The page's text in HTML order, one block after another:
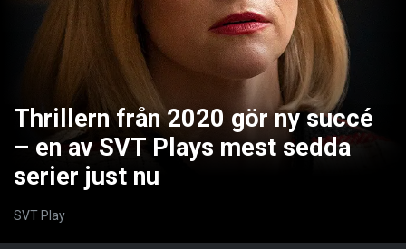
Thrillern från 2020 gör ny succé
– en av SVT Plays mest sedda
serier just nu
SVT Play